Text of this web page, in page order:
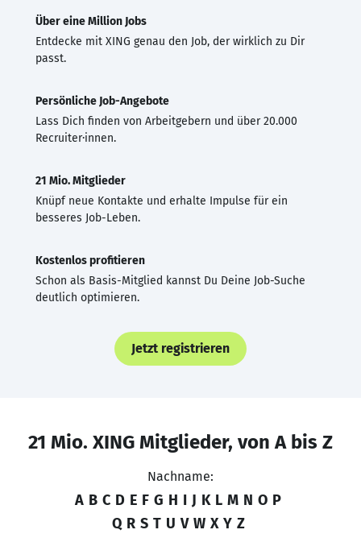
Über eine Million Jobs
Entdecke mit XING genau den Job, der wirklich zu Dir
passt.
Persönliche Job-Angebote
Lass Dich finden von Arbeitgebern und über 20.000
Recruiter·innen.
21 Mio. Mitglieder
Knüpf neue Kontakte und erhalte Impulse für ein
besseres Job-Leben.
Kostenlos profitieren
Schon als Basis-Mitglied kannst Du Deine Job-Suche
deutlich optimieren.
Jetzt registrieren
21 Mio. XING Mitglieder, von A bis Z
Nachname:
A B C D E F G H I J K L M N O P
Q R S T U V W X Y Z